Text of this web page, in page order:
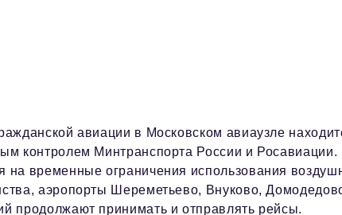
авиации в Московском авиаузле
контролем Минтранспорта России и Росавиации.
на временные ограничения использования
аэропорты Шереметьево, Внуково,
продолжают принимать и отправлять рейсы.